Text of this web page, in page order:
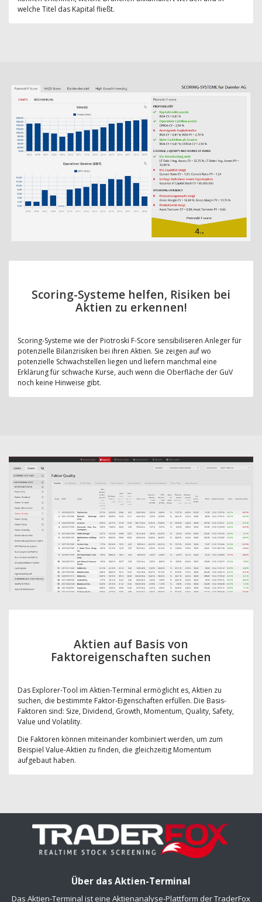
welche Titel das Kapital fließt.
Scoring-Systeme helfen, Risiken bei
Aktien zu erkennen!
Scoring-Systeme wie der Piotroski F-Score sensibiliseren Anleger für
potenzielle Bilanzrisiken bei ihren Aktien. Sie zeigen auf wo
potenzielle Schwachstellen liegen und liefern manchmal eine
Erklärung für schwache Kurse, auch wenn die Oberfläche der GuV
noch keine Hinweise gibt.
Aktien auf Basis von
Faktoreigenschaften suchen
Das Explorer-Tool im Aktien-Terminal ermöglicht es, Aktien zu
suchen, die bestimmte Faktor-Eigenschaften erfüllen. Die Basis-
Faktoren sind: Size, Dividend, Growth, Momentum, Quality, Safety,
Value und Volatility.
Die Faktoren können miteinander kombiniert werden, um zum
Beispiel Value-Aktien zu finden, die gleichzeitig Momentum
aufgebaut haben.
Über das Aktien-Terminal
Das Aktien-Terminal ist eine Aktienanalyse-Plattform der TraderFox